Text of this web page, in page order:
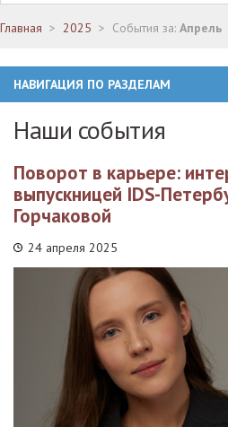
Главная 2025 События за: Апрель
НАВИГАЦИЯ ПО РАЗДЕЛАМ
Наши события
Поворот в карьере:
выпускницей IDS-
Горчаковой
24 апреля 2025